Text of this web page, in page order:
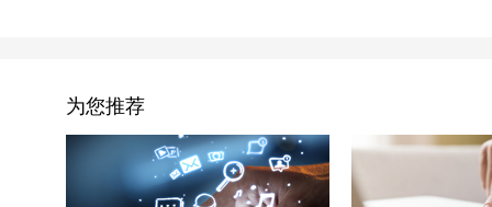
为您推荐